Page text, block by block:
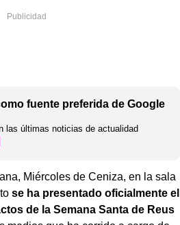
fuente preferida de Google
las últimas noticias de actualidad
Miércoles de Ceniza, en la sala
se ha presentado oficialmente el
de la Semana Santa de Reus